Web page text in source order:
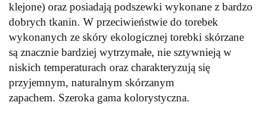
klejone) oraz posiadają podszewki wykonane z bardzo
dobrych tkanin. W przeciwieństwie do torebek
wykonanych ze skóry ekologicznej torebki skórzane
są znacznie bardziej wytrzymałe, nie sztywnieją w
niskich temperaturach oraz charakteryzują się
przyjemnym, naturalnym skórzanym
zapachem. Szeroka gama kolorystyczna.